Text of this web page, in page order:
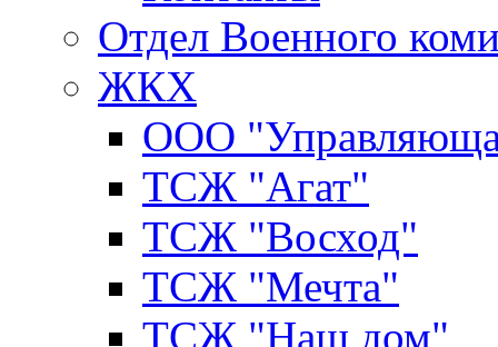
Отдел Военного
ЖКХ
ООО
ТСЖ "Агат"
ТСЖ "Восход"
ТСЖ "Мечта"
ТСЖ "Наш дом"